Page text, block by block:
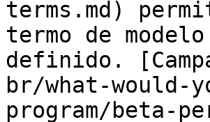
terms.md)
termo de
definido.
br/what-would-
program/beta-